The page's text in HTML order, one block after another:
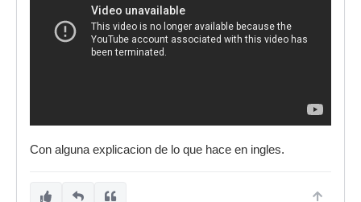
Con alguna explicacion de lo que hace en ingles.